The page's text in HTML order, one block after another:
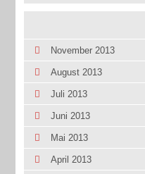
November 2013
August 2013
Juli 2013
Juni 2013
Mai 2013
April 2013